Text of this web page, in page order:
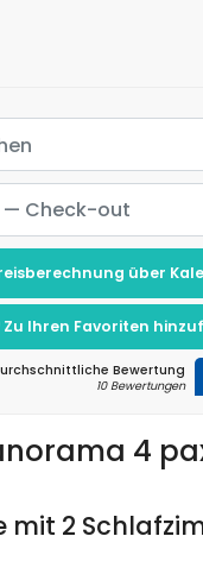
4
mit 2
über
Zu Ihren Favoriten
Bewertung
10 Bewertungen